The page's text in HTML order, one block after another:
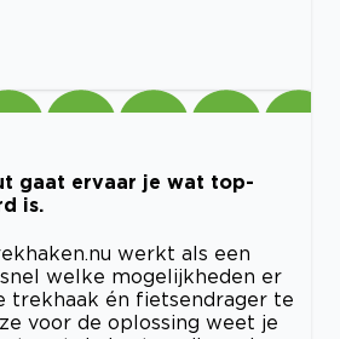
gaat ervaar je wat top-
is.
werkt als een
welke mogelijkheden er
trekhaak én fietsendrager te
voor de oplossing weet je